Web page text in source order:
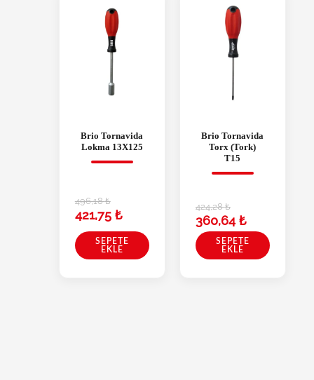
Brio Tornavida
Lokma 13X125
496,18₺
421,75 ₺
SEPETE
EKLE
Brio Tornavida
Torx (Tork)
T15
424,28₺
360,64₺
SEPETE
EKLE